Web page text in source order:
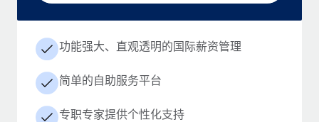
功能强大、直观透明的国际薪资管理
简单的自助服务平台
专职专家提供个性化支持